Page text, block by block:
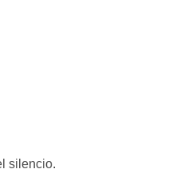
silencio.